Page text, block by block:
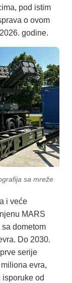
pod istim
o ovom
godine.
sa mreže
i veće
MARS
dometom
Do 2030.
serije
evra,
od